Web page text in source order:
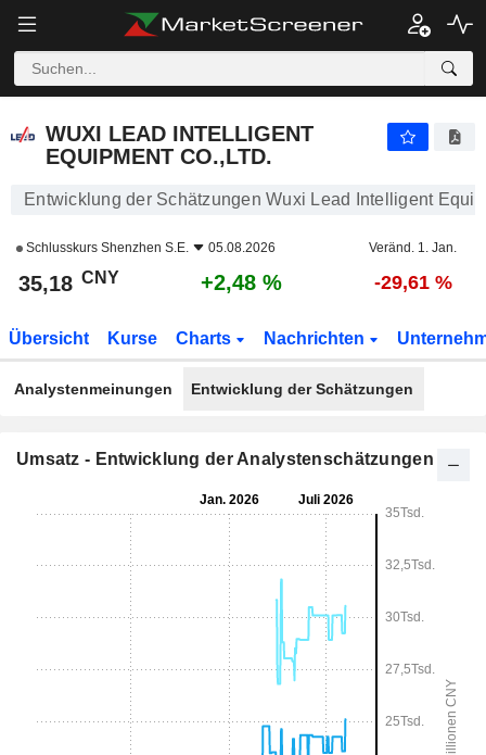
WUXI LEAD INTELLIGENT
EQUIPMENT CO.,LTD.
Entwicklung der Schätzungen Wuxi Lead Intelligent
Schlusskurs Shenzhen S.E. 05.08.2026 Veränd. 1. Jan.
35,18 CNY +2,48 % -29,61 %
Übersicht Kurse Charts Nachrichten
Analystenmeinungen Entwicklung der Schätzungen
Umsatz - Entwicklung der Analystenschätzungen